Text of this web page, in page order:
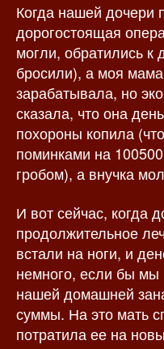
з
а
п
и
с
и
Когда нашей дочери
дорогостоящая
могли, обратились к
бросили), а моя
зарабатывала, но
сказала, что она
похороны копила
поминками на
гробом), а внучка
И вот сейчас, когда
продолжительное
встали на ноги, и
немного, если бы мы
нашей домашней
суммы. На это мать
потратила ее на